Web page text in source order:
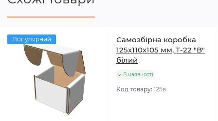
Популярний
Самозбірна коробка
125х110х105 мм, Т-22 "В"
білий
В наявності
Код товару: 125в